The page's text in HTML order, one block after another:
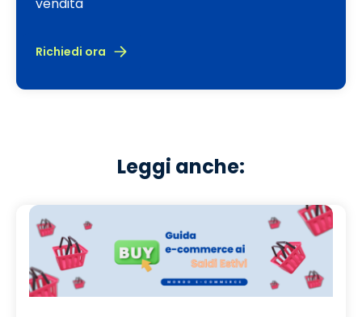
Richiedi ora
Leggi anche: